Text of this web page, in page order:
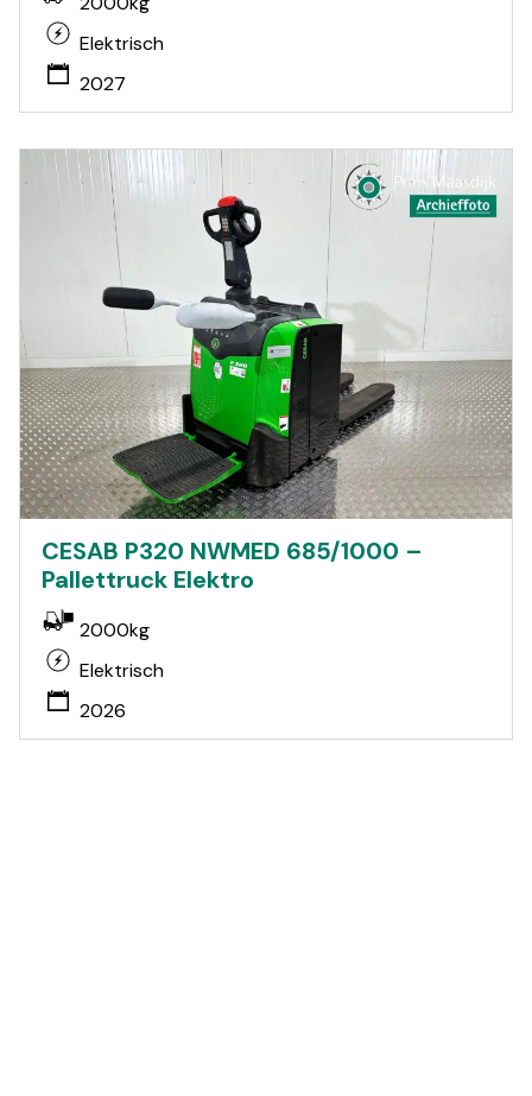
Elektrisch
2027
CESAB P320 NWMED 685/1000 –
Pallettruck Elektro
2000kg
Elektrisch
2026